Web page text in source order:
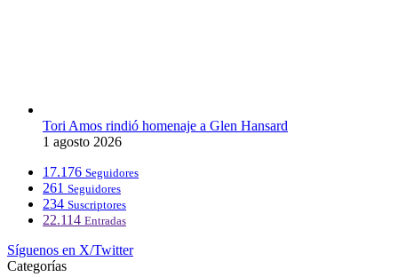
Tori Amos rindió homenaje a Glen Hansard
1 agosto 2026
17.176 Seguidores
261 Seguidores
234 Suscriptores
22.114 Entradas
Síguenos en X/Twitter
Categorías